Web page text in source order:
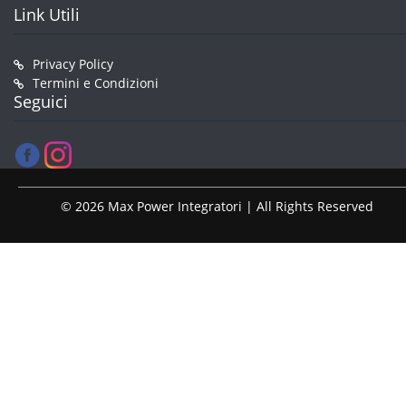
Link Utili
Privacy Policy
Termini e Condizioni
Seguici
© 2026 Max Power Integratori | All Rights Reserved